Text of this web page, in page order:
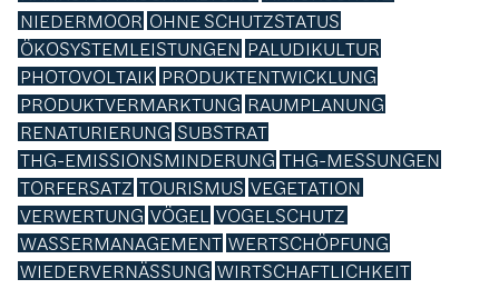
NIEDERMOOR OHNE SCHUTZSTATUS
ÖKOSYSTEMLEISTUNGEN PALUDIKULTUR
PHOTOVOLTAIK PRODUKTENTWICKLUNG
PRODUKTVERMARKTUNG RAUMPLANUNG
RENATURIERUNG SUBSTRAT
THG-EMISSIONSMINDERUNG THG-MESSUNGEN
TORFERSATZ TOURISMUS VEGETATION
VERWERTUNG VÖGEL VOGELSCHUTZ
WASSERMANAGEMENT WERTSCHÖPFUNG
WIEDERVERNÄSSUNG WIRTSCHAFTLICHKEIT